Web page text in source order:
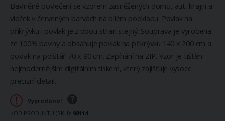
Bavlněné povlečení se vzorem zasněžených domů, aut, krajin a
vloček v červených barvách na bílém podkladu. Povlak na
přikrývku i povlak je z obou stran stejný. Souprava je vyrobena
ze 100% bavlny a obsahuje povlak na přikrývku 140 x 200 cm a
povlak na polštář 70 x 90 cm. Zapínání na ZIP. Vzor je tištěn
nejmodernějším digitálním tiskem, který zajišťuje vysoce
precizní detail.
Vyprodáno!
KÓD PRODUKTU (SKU) 98114